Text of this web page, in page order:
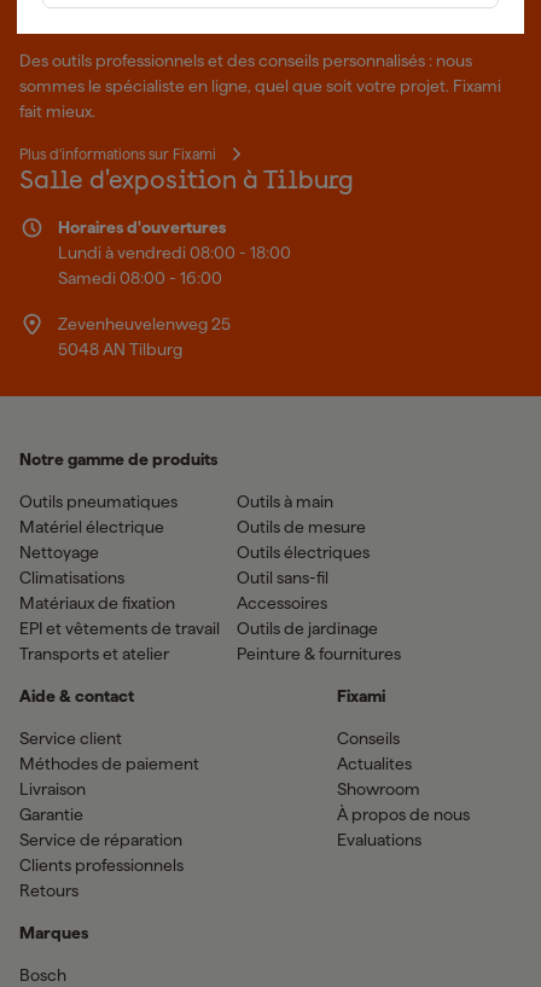
Que représente Fixami?
Des outils professionnels et des conseils personnalisés : nous
sommes le spécialiste en ligne, quel que soit votre projet. Fixami
fait mieux.
Plus d'informations sur Fixami
Salle d'exposition à Tilburg
Horaires d'ouvertures
Lundi à vendredi 08:00 - 18:00
Samedi 08:00 - 16:00
Zevenheuvelenweg 25
5048 AN Tilburg
Notre gamme de produits
Outils pneumatiques
Matériel électrique
Nettoyage
Climatisations
Matériaux de fixation
EPI et vêtements de travail
Transports et atelier
Outils à main
Outils de mesure
Outils électriques
Outil sans-fil
Accessoires
Outils de jardinage
Peinture & fournitures
Aide & contact
Service client
Méthodes de paiement
Livraison
Garantie
Service de réparation
Clients professionnels
Retours
Marques
Bosch
Fixami
Conseils
Actualites
Showroom
À propos de nous
Evaluations